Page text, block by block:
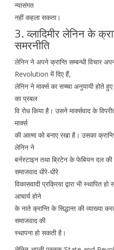
न्यासंगत
नहीं कहला सकता।
3. व्लादिमीर लेनिन के
समरनीति
लेनिन ने अपने क्रान्ति सम्बन्धी विचार
Revolution में दिए हैं,
लेनिन ने मार्क्स का सच्चा अनुयायी होते हुए
का प्रबल
वि रोध किया है। उसने मार्क्सवाद के
मार्क्स
की आत्मा को बनाए रखा है। उसका क्रान्ति
लेनिन ने
बर्नस्टाइन तथा ब्रिटेन के फेबियन दल
समाजवाद धीरे-धीरे
विकासवादी प्रक्रिया द्वारा भी स्थापित
आचार्य होने
के नाते क्रान्ति के सिद्धान्त की व्याख्या
समाजवाद की
स्थापना हो सकती है।